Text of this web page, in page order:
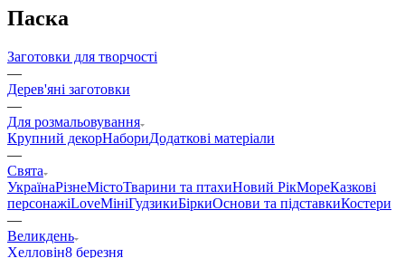
Паска
Заготовки для творчості
—
Дерев'яні заготовки
—
Для розмальовування
Крупний декорНабориДодаткові матеріали
—
Свята
УкраїнаРізнеМістоТварини та птахиНовий РікМореКазкові
персонажіLoveМініГудзикиБіркиОснови та підставкиКостери
—
Великдень
Хелловін8 березня